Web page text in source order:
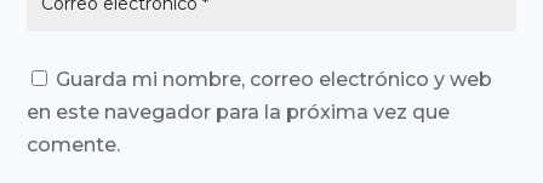
Guarda mi nombre, correo electrónico y web
en este navegador para la próxima vez que
comente.